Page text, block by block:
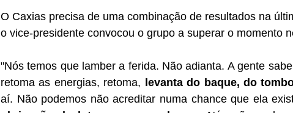
O Caxias precisa de uma combinação de resultados na
o vice-presidente convocou o grupo a superar o momento
"Nós temos que lamber a ferida. Não adianta. A gente
retoma as energias, retoma,
levanta do baque, do